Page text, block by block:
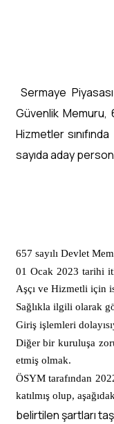
Sermaye
Güvenlik Memuru,
Hizmetler
sayıda aday
657 sayılı Devlet
01 Ocak 2023 tarihi
Aşçı ve Hizmetli için
Sağlıkla ilgili olarak
Giriş işlemleri
Diğer bir kuruluşa
etmiş olmak.
ÖSYM tarafından
katılmış olup,
belirtilen şartları